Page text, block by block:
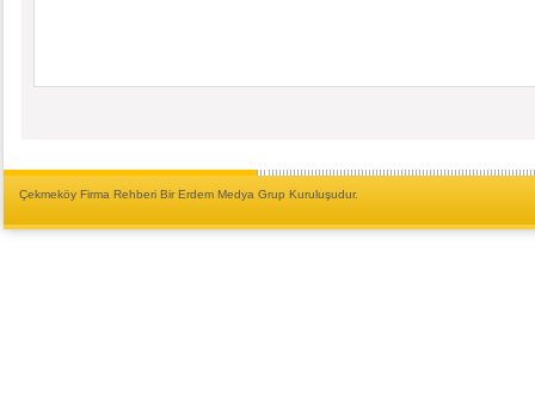
Çekmeköy Firma Rehberi Bir Erdem Medya Grup Kuruluşudur.